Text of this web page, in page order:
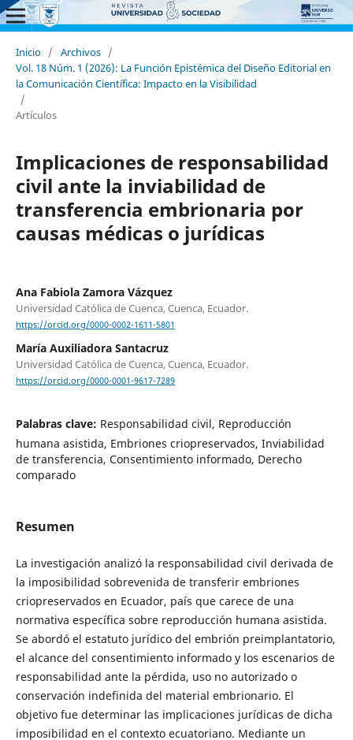
Inicio / Archivos /
Vol. 18 Núm. 1 (2026): La Función Epistémica del Diseño Editorial en
la Comunicación Científica: Impacto en la Visibilidad
/
Artículos
Implicaciones de responsabilidad
civil ante la inviabilidad de
transferencia embrionaria por
causas médicas o jurídicas
Ana Fabiola Zamora Vázquez
Universidad Católica de Cuenca, Cuenca, Ecuador.
https://orcid.org/0000-0002-1611-5801
María Auxiliadora Santacruz
Universidad Católica de Cuenca, Cuenca, Ecuador.
https://orcid.org/0000-0001-9617-7289
Palabras clave: Responsabilidad civil, Reproducción
humana asistida, Embriones criopreservados, Inviabilidad
de transferencia, Consentimiento informado, Derecho
comparado
Resumen
La investigación analizó la responsabilidad civil derivada de
la imposibilidad sobrevenida de transferir embriones
criopreservados en Ecuador, país que carece de una
normativa específica sobre reproducción humana asistida.
Se abordó el estatuto jurídico del embrión preimplantatorio,
el alcance del consentimiento informado y los escenarios de
responsabilidad ante la pérdida, uso no autorizado o
conservación indefinida del material embrionario. El
objetivo fue determinar las implicaciones jurídicas de dicha
imposibilidad en el contexto ecuatoriano. Mediante un